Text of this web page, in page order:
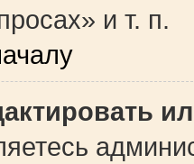
и т. п.